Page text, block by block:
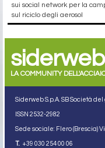
sui social network per la
sul riciclo degli aerosol
siderweb
LA COMMUNITY
Siderweb S.p.A. SB Società
ISSN 2532-2982
Sede sociale: Flero (Brescia)
T. +39 030 254 00 06